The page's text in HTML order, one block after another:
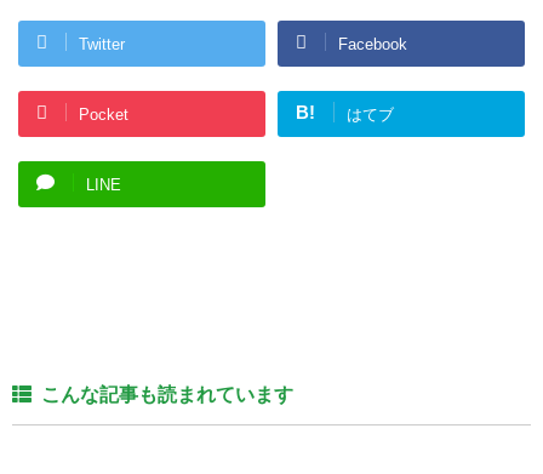
Twitter Facebook
Pocket B! はてブ
LINE
こんな記事も読まれています